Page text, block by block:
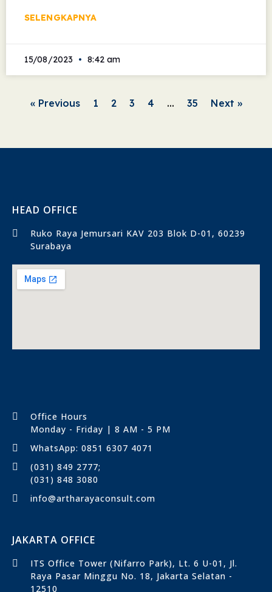
SELENGKAPNYA
15/08/2023 8:42 am
« Previous 1 2 3 4 … 35 Next »
HEAD OFFICE
Ruko Raya Jemursari KAV 203 Blok D-01, 60239
Surabaya​
Office Hours
Monday - Friday | 8 AM - 5 PM
WhatsApp: 0851 6307 4071
(031) 849 2777;
(031) 848 3080
info@artharayaconsult.com
JAKARTA OFFICE
ITS Office Tower (Nifarro Park), Lt. 6 U-01, Jl.
Raya Pasar Minggu No. 18, Jakarta Selatan -
12510